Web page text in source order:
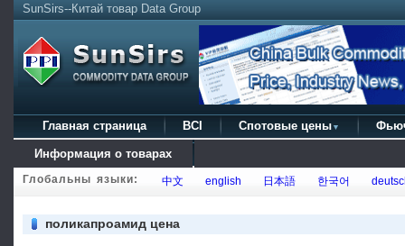
SunSirs--Китай товар Data Group
Главная страница BCI Спотовые цены ▼
Информация о товарах
Глобальны языки: 中文 english 日本語 한국어
поликапроамид цена